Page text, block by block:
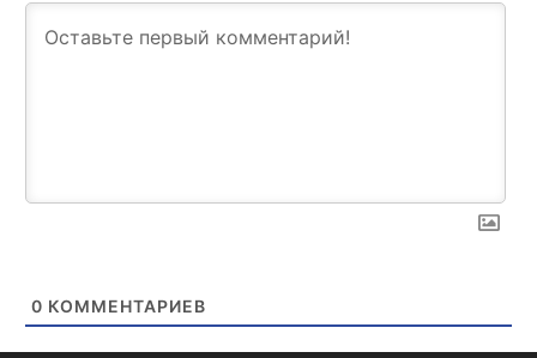
0 КОММЕНТАРИЕВ